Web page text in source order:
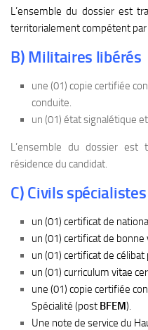
L’ensemble du dossier est
territorialement compétent par
B) Militaires libérés
une (01) copie certifiée
conduite.
un (01) état signalétique
L’ensemble du dossier
résidence du candidat.
C) Civils spécialistes
un (01) certificat de
un (01) certificat de
un (01) certificat de
un (01) curriculum vitae
une (01) copie certifiée
Spécialité (post BFEM).
Une note de service du